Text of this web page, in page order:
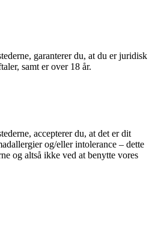
garanterer du, at du er juridisk
samt er over 18 år.
accepterer du, at det er dit
og/eller intolerance – dette
og altså ikke ved at benytte vores